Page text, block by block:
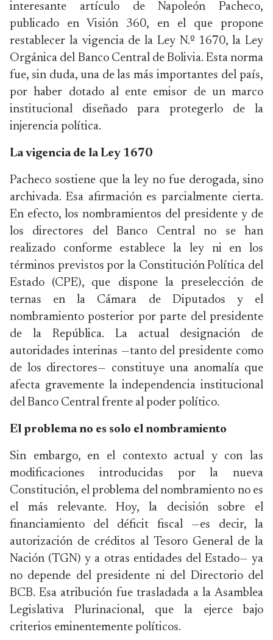
interesante artículo de Napoleón Pacheco,
publicado en Visión 360, en el que propone
restablecer la vigencia de la Ley N.º 1670, la Ley
Orgánica del Banco Central de Bolivia. Esta norma
fue, sin duda, una de las más importantes del país,
por haber dotado al ente emisor de un marco
institucional diseñado para protegerlo de la
injerencia política.
La vigencia de la Ley 1670
Pacheco sostiene que la ley no fue derogada, sino
archivada. Esa afirmación es parcialmente cierta.
En efecto, los nombramientos del presidente y de
los directores del Banco Central no se han
realizado conforme establece la ley ni en los
términos previstos por la Constitución Política del
Estado (CPE), que dispone la preselección de
ternas en la Cámara de Diputados y el
nombramiento posterior por parte del presidente
de la República. La actual designación de
autoridades interinas —tanto del presidente como
de los directores— constituye una anomalía que
afecta gravemente la independencia institucional
del Banco Central frente al poder político.
El problema no es solo el nombramiento
Sin embargo, en el contexto actual y con las
modificaciones introducidas por la nueva
Constitución, el problema del nombramiento no es
el más relevante. Hoy, la decisión sobre el
financiamiento del déficit fiscal —es decir, la
autorización de créditos al Tesoro General de la
Nación (TGN) y a otras entidades del Estado— ya
no depende del presidente ni del Directorio del
BCB. Esa atribución fue trasladada a la Asamblea
Legislativa Plurinacional, que la ejerce bajo
criterios eminentemente políticos.